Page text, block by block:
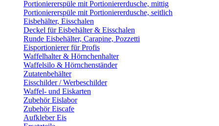
Portioniererspüle mit Portioniererdusche, mittig
Portioniererspüle mit Portioniererdusche, seitlich
Eisbehälter, Eisschalen
Deckel für Eisbehälter & Eisschalen
Runde Eisbehälter, Carapine, Pozzetti
Eisportionierer für Profis
Waffelhalter & Hörnchenhalter
Waffelsilo & Hörnchenständer
Zutatenbehälter
Eisschilder / Werbeschilder
Waffel- und Eiskarten
Zubehör Eislabor
Zubehör Eiscafe
Aufkleber Eis